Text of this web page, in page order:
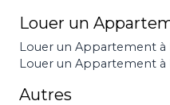
Louer un
Louer un Appartement à
Louer un Appartement à
Autres